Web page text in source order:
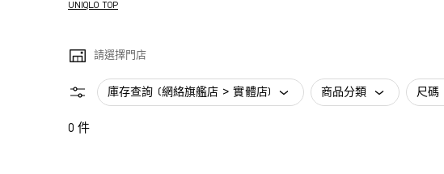
UNIQLO TOP
請選擇門店
庫存查詢 (網絡旗艦店 > 實體店) 商品分類 尺碼
0 件